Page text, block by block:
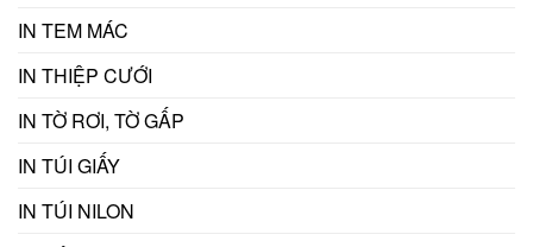
IN TEM MÁC
IN THIỆP CƯỚI
IN TỜ RƠI, TỜ GẤP
IN TÚI GIẤY
IN TÚI NILON